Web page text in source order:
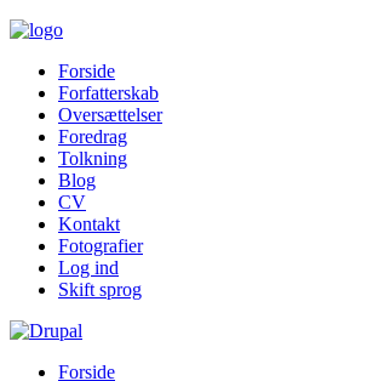
Forside
Forfatterskab
Oversættelser
Foredrag
Tolkning
Blog
CV
Kontakt
Fotografier
Log ind
Skift sprog
Forside